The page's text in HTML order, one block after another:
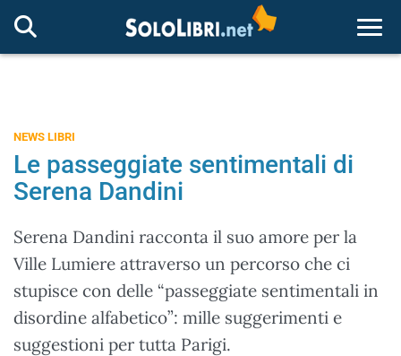
NEWS LIBRI
Le passeggiate sentimentali di
Serena Dandini
Serena Dandini racconta il suo amore per la
Ville Lumiere attraverso un percorso che ci
stupisce con delle “passeggiate sentimentali in
disordine alfabetico”: mille suggerimenti e
suggestioni per tutta Parigi.